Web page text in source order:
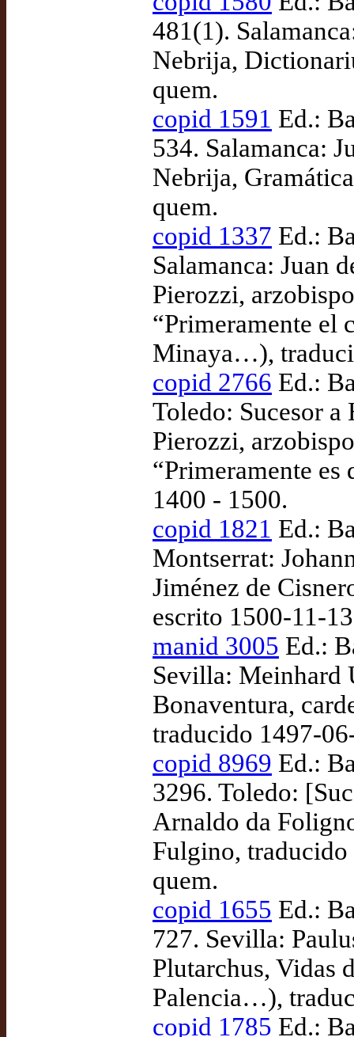
481(1).
Nebrija,
quem.
copid 1591 Ed.:
534. Salamanca:
Nebrija,
quem.
copid 1337 Ed.:
Salamanca: Juan
Pierozzi,
“Primeramente el
Minaya…),
copid 2766 Ed.:
Toledo: Sucesor
Pierozzi,
“Primeramente
1400 - 1500.
copid 1821 Ed.:
Montserrat:
Jiménez de
escrito 1500-11-
manid 3005 Ed.:
Sevilla: Meinhard
Bonaventura,
traducido 1497-
copid 8969 Ed.:
3296. Toledo:
Arnaldo da
Fulgino,
quem.
copid 1655 Ed.:
727. Sevilla:
Plutarchus, Vidas
Palencia…),
copid 1785 Ed.: